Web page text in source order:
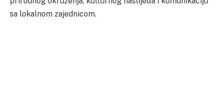
sa lokalnom zajednicom.